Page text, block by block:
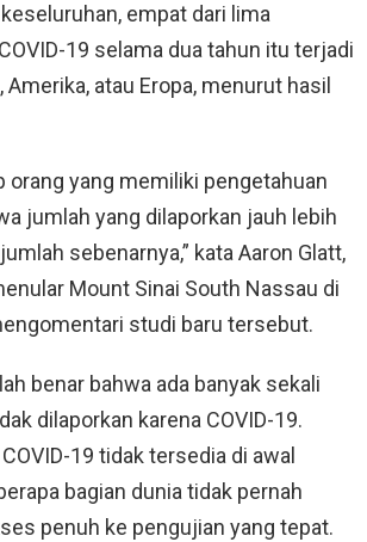
empat dari lima
19 selama dua tahun itu terjadi
Amerika, atau Eropa, menurut hasil
orang yang memiliki pengetahuan
jumlah yang dilaporkan jauh lebih
sebenarnya,” kata Aaron Glatt,
Mount Sinai South Nassau di
studi baru tersebut.
benar bahwa ada banyak sekali
dilaporkan karena COVID-19.
19 tidak tersedia di awal
bagian dunia tidak pernah
penuh ke pengujian yang tepat.